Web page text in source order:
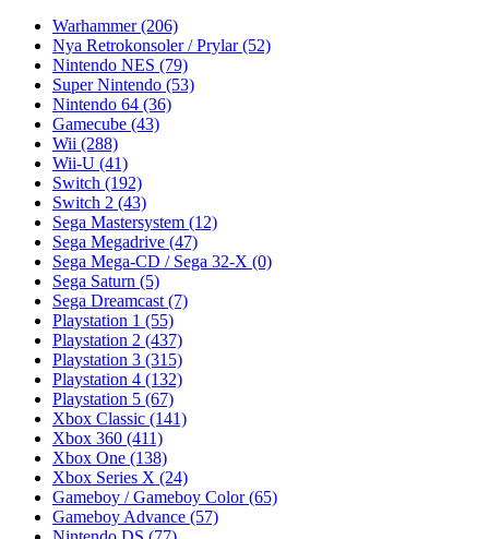
Warhammer(206)
Nya Retrokonsoler / Prylar(52)
Nintendo NES (79)
Super Nintendo (53)
Nintendo 64 (36)
Gamecube (43)
Wii (288)
Wii-U (41)
Switch (192)
Switch 2 (43)
Sega Mastersystem (12)
Sega Megadrive (47)
Sega Mega-CD / Sega 32-X (0)
Sega Saturn (5)
Sega Dreamcast (7)
Playstation 1 (55)
Playstation 2 (437)
Playstation 3 (315)
Playstation 4 (132)
Playstation 5 (67)
Xbox Classic (141)
Xbox 360 (411)
Xbox One (138)
Xbox Series X (24)
Gameboy / Gameboy Color(65)
Gameboy Advance (57)